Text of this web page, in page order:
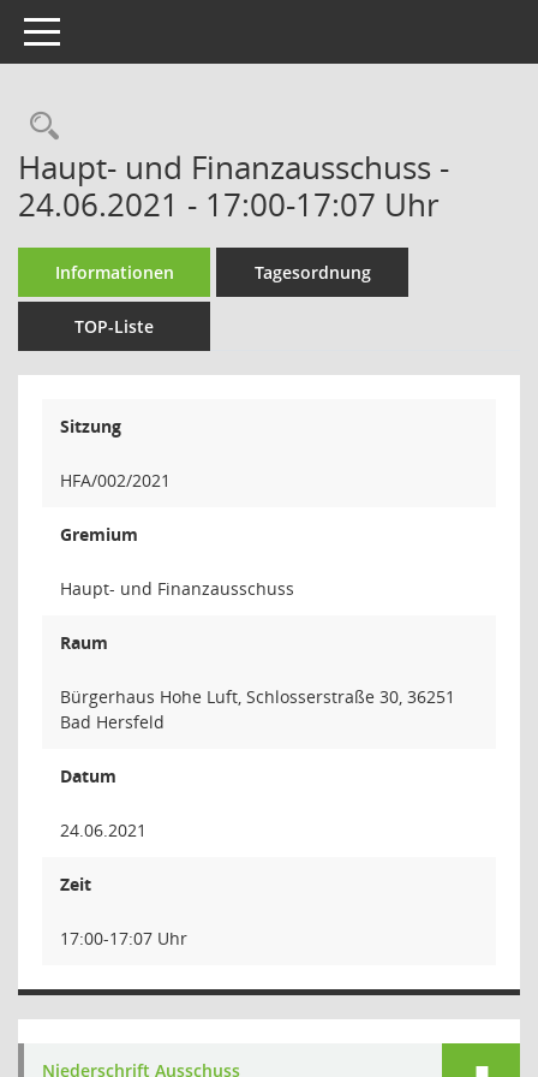
Toggle navigation
Rechercheauswahl
Haupt- und Finanzausschuss -
24.06.2021 - 17:00-17:07 Uhr
Informationen Tagesordnung
TOP-Liste
Sitzung
HFA/002/2021
Gremium
Haupt- und Finanzausschuss
Raum
Bürgerhaus Hohe Luft, Schlosserstraße 30, 36251
Bad Hersfeld
Datum
24.06.2021
Zeit
17:00-17:07 Uhr
Niederschrift Ausschuss